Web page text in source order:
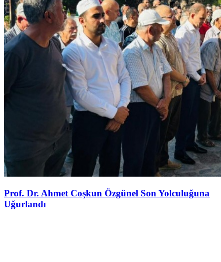
Prof. Dr. Ahmet Coşkun Özgünel Son Yolculuğuna
Uğurlandı